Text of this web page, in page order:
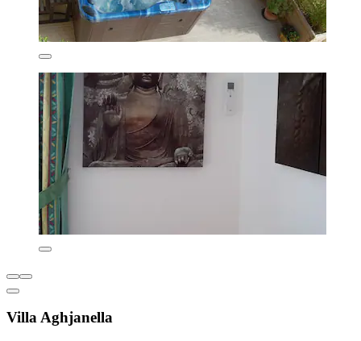
Villa Aghjanella